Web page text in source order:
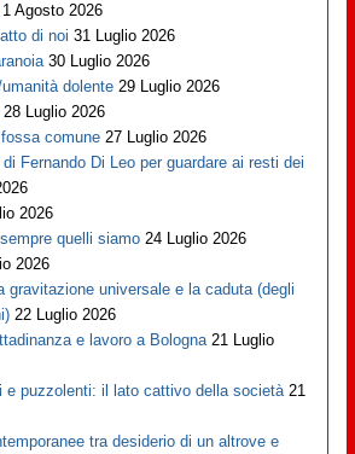
1 Agosto 2026
di noi 31 Luglio 2026
30 Luglio 2026
dolente 29 Luglio 2026
28 Luglio 2026
comune 27 Luglio 2026
di Fernando Di Leo per guardare ai resti dei
2026
quelli siamo 24 Luglio 2026
2026
gravitazione universale e la caduta (degli
22 Luglio 2026
e lavoro a Bologna 21 Luglio
e puzzolenti: il lato cattivo della società 21
tra desiderio di un altrove e